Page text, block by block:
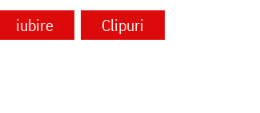
iubire Clipuri